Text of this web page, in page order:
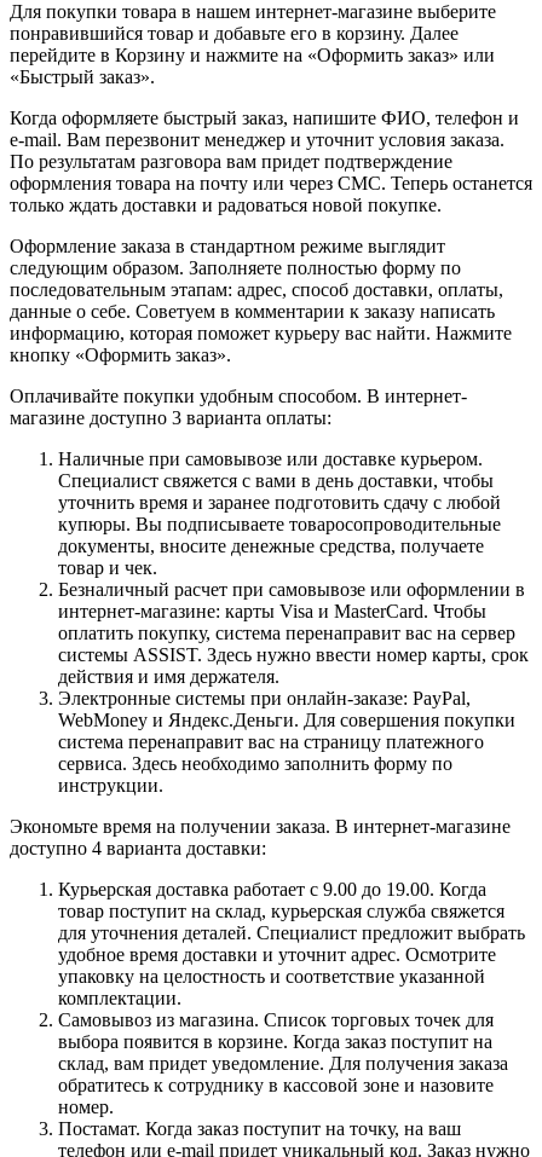
Для покупки товара в нашем интернет-магазине выберите
понравившийся товар и добавьте его в корзину. Далее
перейдите в Корзину и нажмите на «Оформить заказ» или
«Быстрый заказ».
Когда оформляете быстрый заказ, напишите ФИО, телефон и
e-mail. Вам перезвонит менеджер и уточнит условия заказа.
По результатам разговора вам придет подтверждение
оформления товара на почту или через СМС. Теперь останется
только ждать доставки и радоваться новой покупке.
Оформление заказа в стандартном режиме выглядит
следующим образом. Заполняете полностью форму по
последовательным этапам: адрес, способ доставки, оплаты,
данные о себе. Советуем в комментарии к заказу написать
информацию, которая поможет курьеру вас найти. Нажмите
кнопку «Оформить заказ».
Оплачивайте покупки удобным способом. В интернет-
магазине доступно 3 варианта оплаты:
Наличные при самовывозе или доставке курьером.
Специалист свяжется с вами в день доставки, чтобы
уточнить время и заранее подготовить сдачу с любой
купюры. Вы подписываете товаросопроводительные
документы, вносите денежные средства, получаете
товар и чек.
Безналичный расчет при самовывозе или оформлении в
интернет-магазине: карты Visa и MasterCard. Чтобы
оплатить покупку, система перенаправит вас на сервер
системы ASSIST. Здесь нужно ввести номер карты, срок
действия и имя держателя.
Электронные системы при онлайн-заказе: PayPal,
WebMoney и Яндекс.Деньги. Для совершения покупки
система перенаправит вас на страницу платежного
сервиса. Здесь необходимо заполнить форму по
инструкции.
Экономьте время на получении заказа. В интернет-магазине
доступно 4 варианта доставки:
Курьерская доставка работает с 9.00 до 19.00. Когда
товар поступит на склад, курьерская служба свяжется
для уточнения деталей. Специалист предложит выбрать
удобное время доставки и уточнит адрес. Осмотрите
упаковку на целостность и соответствие указанной
комплектации.
Самовывоз из магазина. Список торговых точек для
выбора появится в корзине. Когда заказ поступит на
склад, вам придет уведомление. Для получения заказа
обратитесь к сотруднику в кассовой зоне и назовите
номер.
Постамат. Когда заказ поступит на точку, на ваш
телефон или e-mail придет уникальный код. Заказ нужно